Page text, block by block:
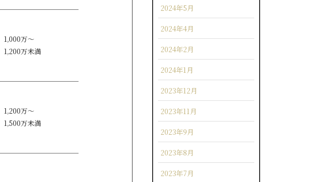
1,000万～
1,200万未満
1,200万～
1,500万未満
2024年5月
2024年4月
2024年2月
2024年1月
2023年12月
2023年11月
2023年9月
2023年8月
2023年7月